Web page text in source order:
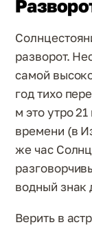
разворот.
самой
год тихо
м это утро
времени (в
же час
водный знак
Верить в